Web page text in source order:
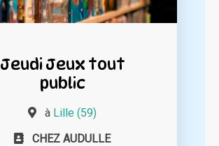
Jeudi Jeux tout
public
à Lille (59)
CHEZ AUDULLE